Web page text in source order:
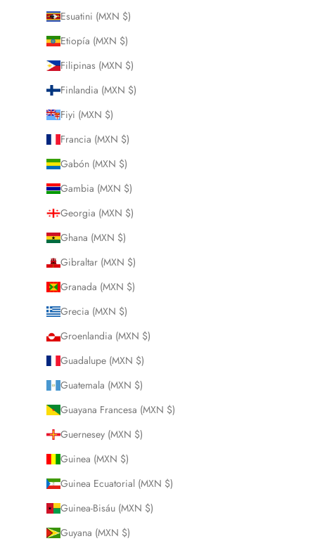
Esuatini (MXN $)
Etiopía (MXN $)
Filipinas (MXN $)
Finlandia (MXN $)
Fiyi (MXN $)
Francia (MXN $)
Gabón (MXN $)
Gambia (MXN $)
Georgia (MXN $)
Ghana (MXN $)
Gibraltar (MXN $)
Granada (MXN $)
Grecia (MXN $)
Groenlandia (MXN $)
Guadalupe (MXN $)
Guatemala (MXN $)
Guayana Francesa (MXN $)
Guernesey (MXN $)
Guinea (MXN $)
Guinea Ecuatorial (MXN $)
Guinea-Bisáu (MXN $)
Guyana (MXN $)